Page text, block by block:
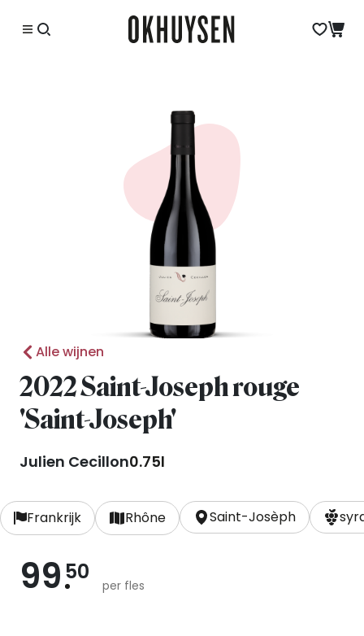
Alle wijnen
2022 Saint-Joseph rouge
'Saint-Joseph'
Julien Cecillon0.75l
Frankrijk Rhône Saint-Josèph
99 50
per fles